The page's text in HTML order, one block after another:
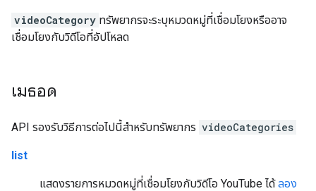
videoCategory ทรัพยากรจะระบุหมวดหมู่ที่เชื่อมโยงหรืออาจ
เชื่อมโยงกับวิดีโอที่อัปโหลด
เมธอด
API รองรับวิธีการต่อไปนี้สำหรับทรัพยากร videoCategories
list
แสดงรายการหมวดหมู่ที่เชื่อมโยงกับวิดีโอ YouTube ได้ลอง